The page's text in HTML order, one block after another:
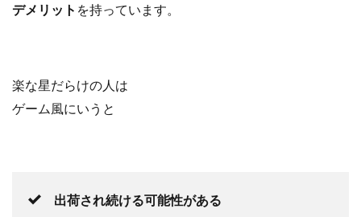
デメリット を持っています。
楽な星だらけの人は
ゲーム風にいうと
出荷され続ける可能性がある